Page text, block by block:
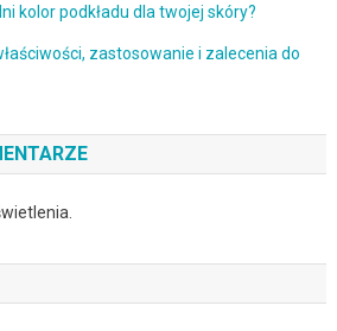
kolor podkładu dla twojej skóry?
zastosowanie i zalecenia do